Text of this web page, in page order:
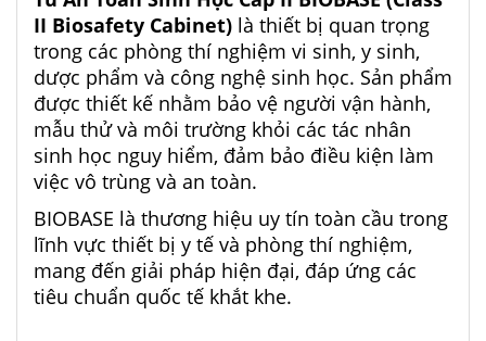
II Biosafety Cabinet) là thiết bị quan trọng
trong các phòng thí nghiệm vi sinh, y sinh,
dược phẩm và công nghệ sinh học. Sản phẩm
được thiết kế nhằm bảo vệ người vận hành,
mẫu thử và môi trường khỏi các tác nhân
sinh học nguy hiểm, đảm bảo điều kiện làm
việc vô trùng và an toàn.
BIOBASE là thương hiệu uy tín toàn cầu trong
lĩnh vực thiết bị y tế và phòng thí nghiệm,
mang đến giải pháp hiện đại, đáp ứng các
tiêu chuẩn quốc tế khắt khe.